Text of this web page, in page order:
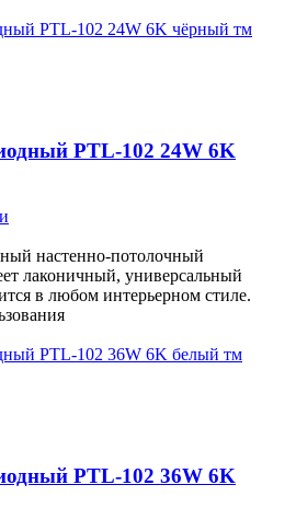
PTL-102 24W 6K
настенно-потолочный
лаконичный, универсальный
в любом интерьерном стиле.
PTL-102 36W 6K